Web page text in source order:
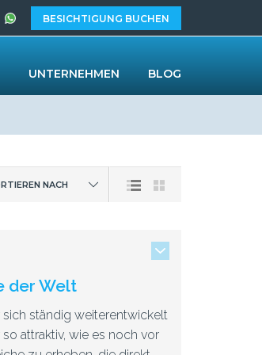
NACH
der Welt
sich ständig weiterentwickelt
attraktiv, wie es noch vor
BESICHTIGUNG BUCHEN
UNTERNEHMEN BLOG